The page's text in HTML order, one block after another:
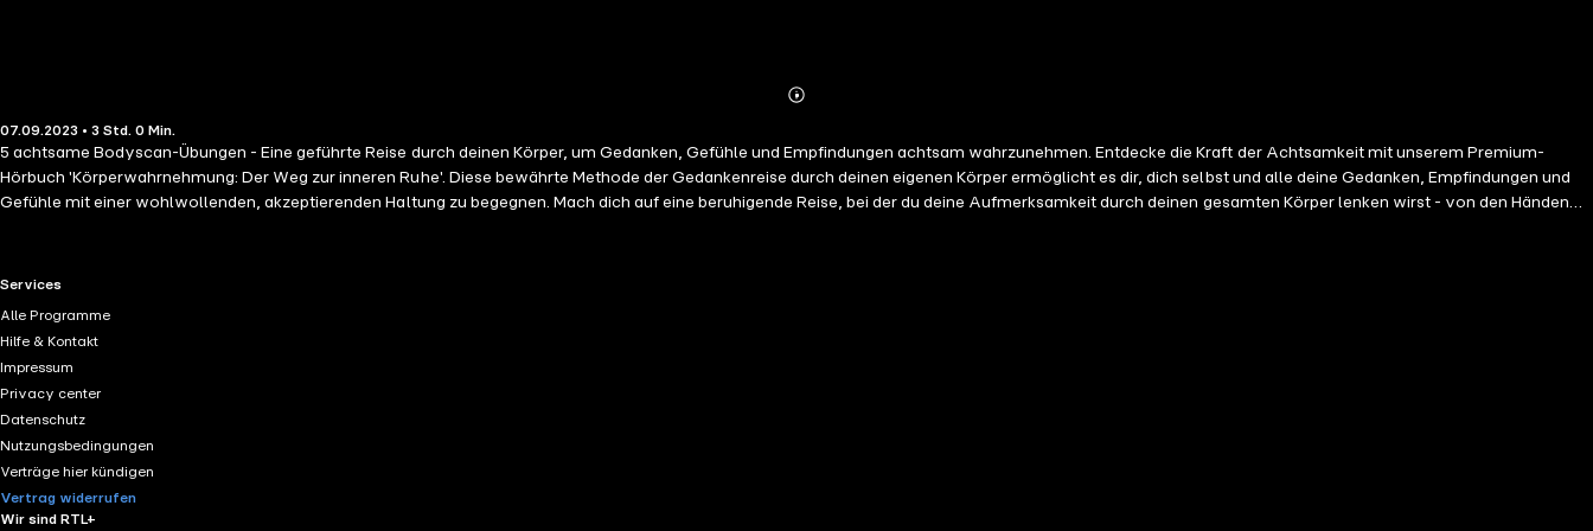
Mehr
07.09.2023 • 3 Std. 0 Min.
5 achtsame Bodyscan-Übungen - Eine geführte Reise durch deinen Körper, um Gedanken, Gefühle und Empfindungen achtsam wahrzunehmen. Entdecke die Kraft der Achtsamkeit mit unserem Premium-
Hörbuch 'Körperwahrnehmung: Der Weg zur inneren Ruhe'. Diese bewährte Methode der Gedankenreise durch deinen eigenen Körper ermöglicht es dir, dich selbst und alle deine Gedanken, Empfindungen und
Gefühle mit einer wohlwollenden, akzeptierenden Haltung zu begegnen. Mach dich auf eine beruhigende Reise, bei der du deine Aufmerksamkeit durch deinen gesamten Körper lenken wirst - von den Händen
Mit diesem sorgfältig gestalteten Hörbuch laden wir dich ein, die Achtsamkeit zu entdecken und ein neues Level der Selbstakzeptanz und Entspannung zu erreichen. Dieses Audio-Programm, entwickelt vom
Übung zurück ins Tagesbewusstsein, während zwei für den Abend gedacht sind und dir helfen, friedvoll einzuschlafen. Unsere Übungen wurden sorgfältig von Fachleuten aus den Bereichen Medizin,
RTL+ useful links.
Services
Alle Programme
Hilfe & Kontakt
Impressum
Privacy center
Datenschutz
Nutzungsbedingungen
Verträge hier kündigen
Vertrag widerrufen
Wir sind RTL+